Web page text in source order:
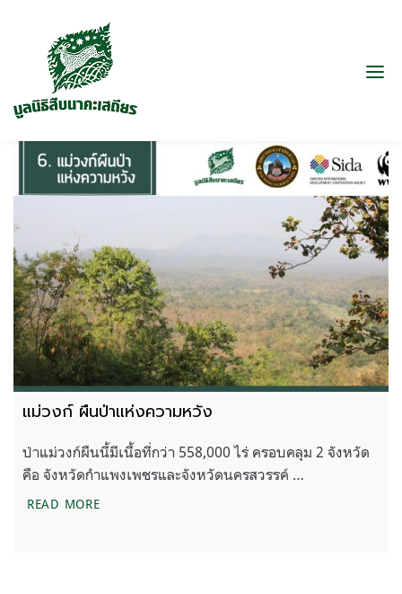
แม่วงก์ ผืนป่าแห่งความหวัง
ป่าแม่วงก์ผืนนี้มีเนื้อที่กว่า 558,000 ไร่ ครอบคลุม 2 จังหวัด
คือ จังหวัดกำแพงเพชรและจังหวัดนครสวรรค์ …
READ MOREแม่วงก์ ผืนป่าแห่งความหวัง